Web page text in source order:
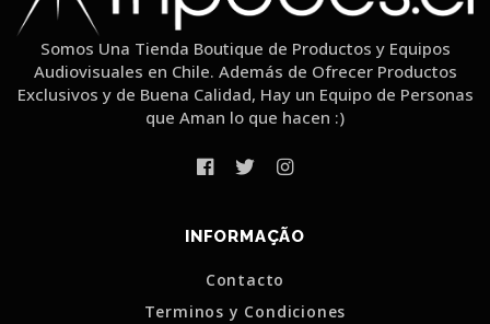
Somos Una Tienda Boutique de Productos y Equipos
Audiovisuales en Chile. Además de Ofrecer Productos
Exclusivos y de Buena Calidad, Hay un Equipo de Personas
que Aman lo que hacen :)
INFORMAÇÃO
Contacto
Terminos y Condiciones